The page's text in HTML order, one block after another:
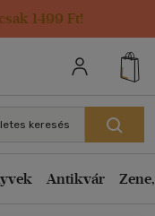
1499 Ft!
keresés
Antikvár